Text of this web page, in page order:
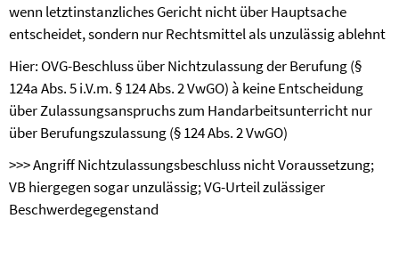
wenn letztinstanzliches Gericht nicht über Hauptsache
entscheidet, sondern nur Rechtsmittel als unzulässig ablehnt
Hier: OVG-Beschluss über Nichtzulassung der Berufung (§
124a Abs. 5 i.V.m. § 124 Abs. 2 VwGO) à keine Entscheidung
über Zulassungsanspruchs zum Handarbeitsunterricht nur
über Berufungszulassung (§ 124 Abs. 2 VwGO)
>>>Angriff Nichtzulassungsbeschluss nicht Voraussetzung;
VB hiergegen sogar unzulässig; VG-Urteil zulässiger
Beschwerdegegenstand